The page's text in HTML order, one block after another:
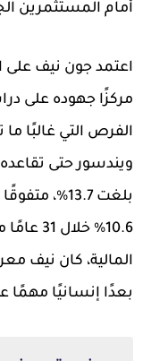
أمام المستثمرين
اعتمد جون نيف على
مركزًا جهوده على
الفرص التي غالبًا
10.6%
المالية، كان نيف
بعدًا إنسانيًا مهمًا